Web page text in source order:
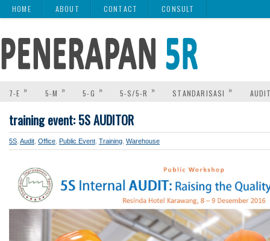
HOME ABOUT CONTACT CONSULT
7-E » 5-M » 5-G » 5-S/5-R » STANDARISASI »
training event: 5S AUDITOR
5S Audit Office Public Event Training Warehouse